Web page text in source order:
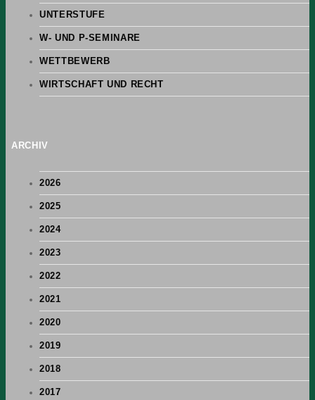
UNTERSTUFE
W- UND P-SEMINARE
WETTBEWERB
WIRTSCHAFT UND RECHT
ARCHIV
2026
2025
2024
2023
2022
2021
2020
2019
2018
2017